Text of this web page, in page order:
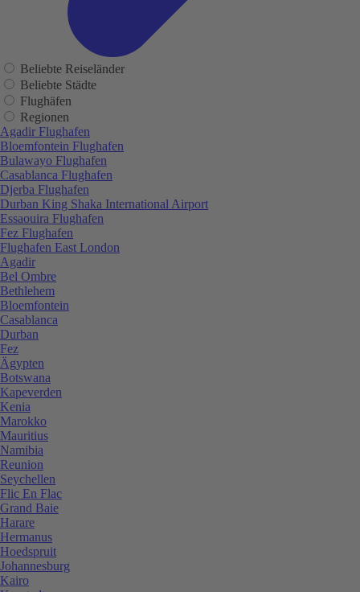
Beliebte Reiseländer
Beliebte Städte
Flughäfen
Regionen
Agadir Flughafen
Bloemfontein Flughafen
Bulawayo Flughafen
Casablanca Flughafen
Djerba Flughafen
Durban King Shaka International Airport
Essaouira Flughafen
Fez Flughafen
Flughafen East London
Agadir
Bel Ombre
Bethlehem
Bloemfontein
Casablanca
Durban
Fez
Ägypten
Botswana
Kapeverden
Kenia
Marokko
Mauritius
Namibia
Reunion
Seychellen
Flic En Flac
Grand Baie
Harare
Hermanus
Hoedspruit
Johannesburg
Kairo